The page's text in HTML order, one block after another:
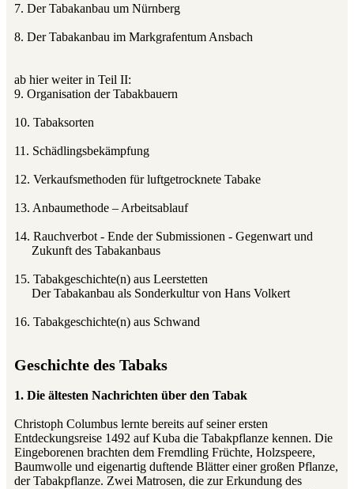
7. Der Tabakanbau um Nürnberg
8. Der Tabakanbau im Markgrafentum Ansbach
ab hier weiter in Teil II:
9. Organisation der Tabakbauern
10. Tabaksorten
11. Schädlingsbekämpfung
12. Verkaufsmethoden für luftgetrocknete Tabake
13. Anbaumethode – Arbeitsablauf
14. Rauchverbot - Ende der Submissionen - Gegenwart und
Zukunft des Tabakanbaus
15. Tabakgeschichte(n) aus Leerstetten
Der Tabakanbau als Sonderkultur von Hans Volkert
16. Tabakgeschichte(n) aus Schwand
Geschichte des Tabaks
1. Die ältesten Nachrichten über den Tabak
Christoph Columbus lernte bereits auf seiner ersten
Entdeckungsreise 1492 auf Kuba die Tabakpflanze kennen. Die
Eingeborenen brachten dem Fremdling Früchte, Holzspeere,
Baumwolle und eigenartig duftende Blätter einer großen Pflanze,
der Tabakpflanze. Zwei Matrosen, die zur Erkundung des